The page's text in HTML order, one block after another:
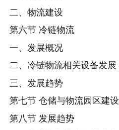
二、物流建设
第六节 冷链物流
一、发展概况
二、冷链物流相关设备发展
三、发展趋势
第七节 仓储与物流园区建设
第八节 发展趋势